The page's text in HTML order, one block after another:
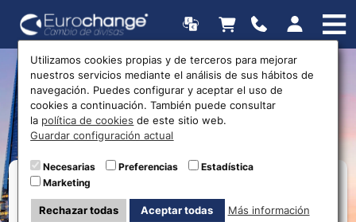
Oficinas de cambio de
divisas
Utilizamos cookies propias y de terceros para mejorar
nuestros servicios mediante el análisis de sus hábitos de
navegación. Puedes configurar y aceptar el uso de
cookies a continuación. También puede consultar
la política de cookies de este sitio web.
Guardar configuración actual
Necesarias Preferencias
Estadística
Marketing
Rechazar todas Aceptar todas Más información